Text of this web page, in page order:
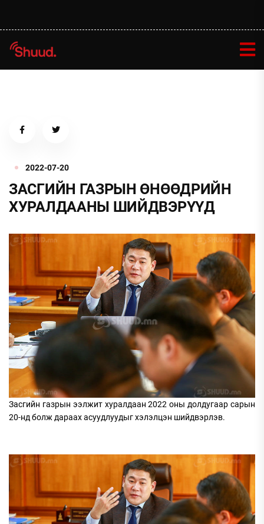
2022-07-20
ЗАСГИЙН ГАЗРЫН ӨНӨӨДРИЙН
ХУРАЛДААНЫ ШИЙДВЭРҮҮД
Засгийн газрын ээлжит хуралдаан 2022 оны долдугаар сарын
20-нд болж дараах асуудлуудыг хэлэлцэн шийдвэрлэв.